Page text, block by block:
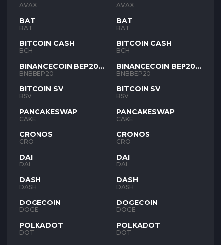
AVAX
BAT
BAT
BITCOIN CASH
BCH
BINANCECOIN BEP20
BNB
BNBBEP20
BITCOIN SV
BSV
PANCAKESWAP
CAKE
CRONOS
CRO
DAI
DAI
DASH
DASH
DOGECOIN
DOGE
POLKADOT
DOT
AVAX
BAT
BAT
BITCOIN CASH
BCH
BINANCECOIN BEP20
BNB
BNBBEP20
BITCOIN SV
BSV
PANCAKESWAP
CAKE
CRONOS
CRO
DAI
DAI
DASH
DASH
DOGECOIN
DOGE
POLKADOT
DOT